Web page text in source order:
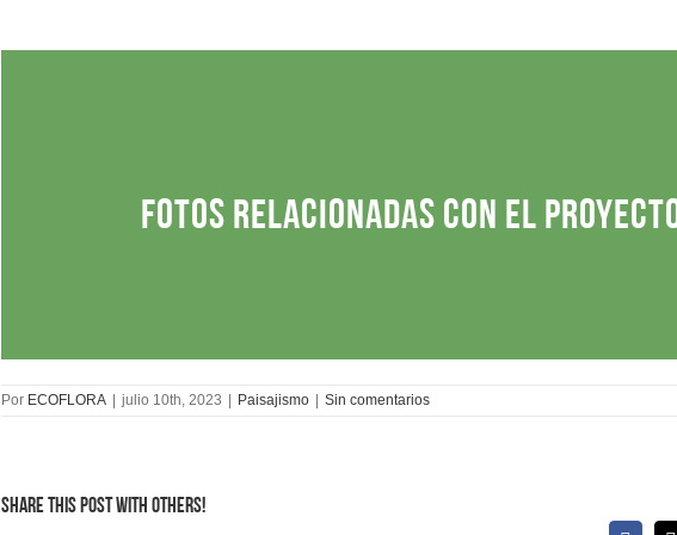
Fotos relacionadas con el
Por ECOFLORA | julio 10th, 2023 | Paisajismo | Sin comentarios
Share This Post With Others!